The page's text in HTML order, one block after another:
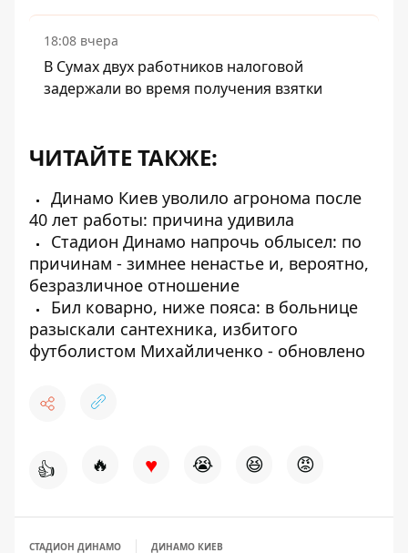
18:08 вчера
В Сумах двух работников налоговой
задержали во время получения взятки
ЧИТАЙТЕ ТАКЖЕ:
Динамо Киев уволило агронома после
40 лет работы: причина удивила
Стадион Динамо напрочь облысел: по
причинам - зимнее ненастье и, вероятно,
безразличное отношение
Бил коварно, ниже пояса: в больнице
разыскали сантехника, избитого
футболистом Михайличенко - обновлено
👍 🔥 ♥ 😭 😆 😡
СТАДИОН ДИНАМО ДИНАМО КИЕВ